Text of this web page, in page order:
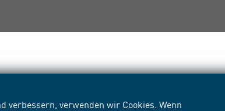
verwenden wir Cookies. Wenn